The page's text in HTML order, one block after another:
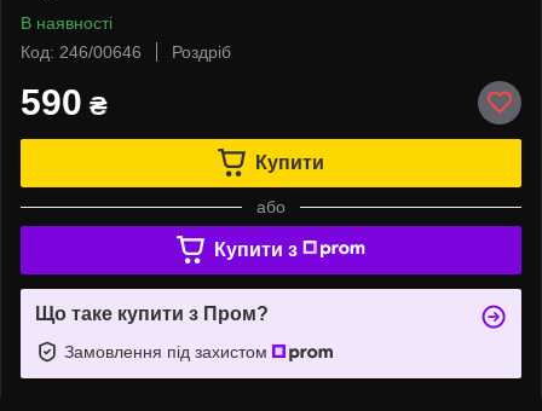
В наявності
Код: 246/00646
Роздріб
590 ₴
Купити
або
Купити з
Що таке купити з Пром?
Замовлення під захистом